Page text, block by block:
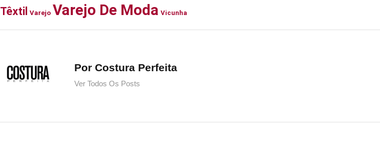
Têxtil Varejo Varejo De Moda Vicunha
Por Costura Perfeita
Ver Todos Os Posts